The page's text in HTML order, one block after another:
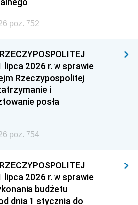
poz. 752
lipca 2026 r. w sprawie
Rzeczypospolitej
i
posła
poz. 754
lipca 2026 r. w sprawie
budżetu
dnia 1 stycznia do